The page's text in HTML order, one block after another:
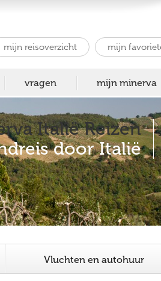
mijn reisoverzicht mijn
vragen mijn minerva
Italië Reizen
door Italië
Vluchten en autohuur